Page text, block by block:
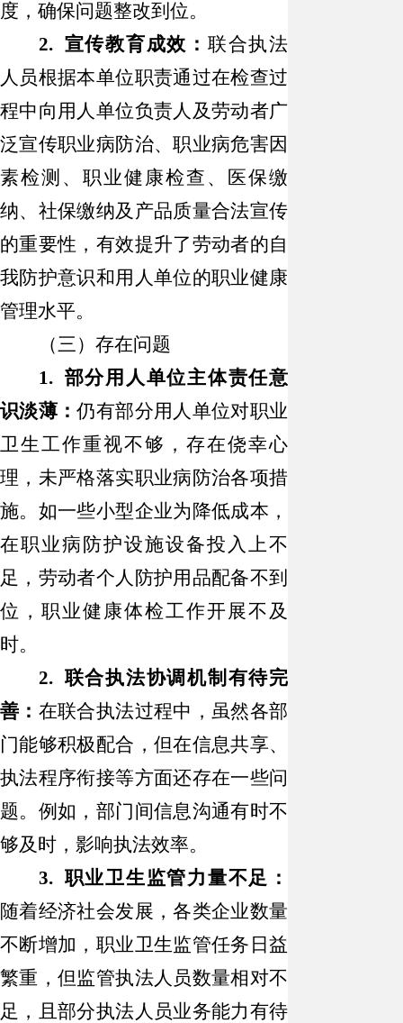
度，确保问题整改到位。
2. 宣传教育成效： 联合执法
人员根据本单位职责通过在检查过
程中向用人单位负责人及劳动者广
泛宣传职业病防治、职业病危害因
素检测、职业健康检查、医保缴
纳、社保缴纳及产品质量合法宣传
的重要性，有效提升了劳动者的自
我防护意识和用人单位的职业健康
管理水平。
（三）存在问题
1. 部分用人单位主体责任意
识淡薄：仍有部分用人单位对职业
卫生工作重视不够，存在侥幸心
理，未严格落实职业病防治各项措
施。如一些小型企业为降低成本，
在职业病防护设施设备投入上不
足，劳动者个人防护用品配备不到
位，职业健康体检工作开展不及
时。
2. 联合执法协调机制有待完
善： 在联合执法过程中，虽然各部
门能够积极配合，但在信息共享、
执法程序衔接等方面还存在一些问
题。例如，部门间信息沟通有时不
够及时，影响执法效率。
3. 职业卫生监管力量不足：
随着经济社会发展，各类企业数量
不断增加，职业卫生监管任务日益
繁重，但监管执法人员数量相对不
足，且部分执法人员业务能力有待